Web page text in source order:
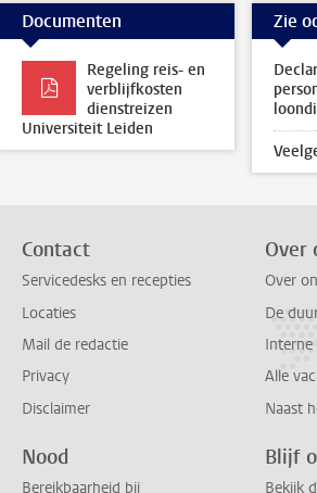
Documenten
Regeling reis- en
verblijfkosten
dienstreizen
Universiteit Leiden
Zie
Contact
Servicedesks en recepties
Locaties
Mail de redactie
Privacy
Disclaimer
Over
Over
De
Interne
Alle
Naast
Nood
Bereikbaarheid bij
Blijf
Bekijk